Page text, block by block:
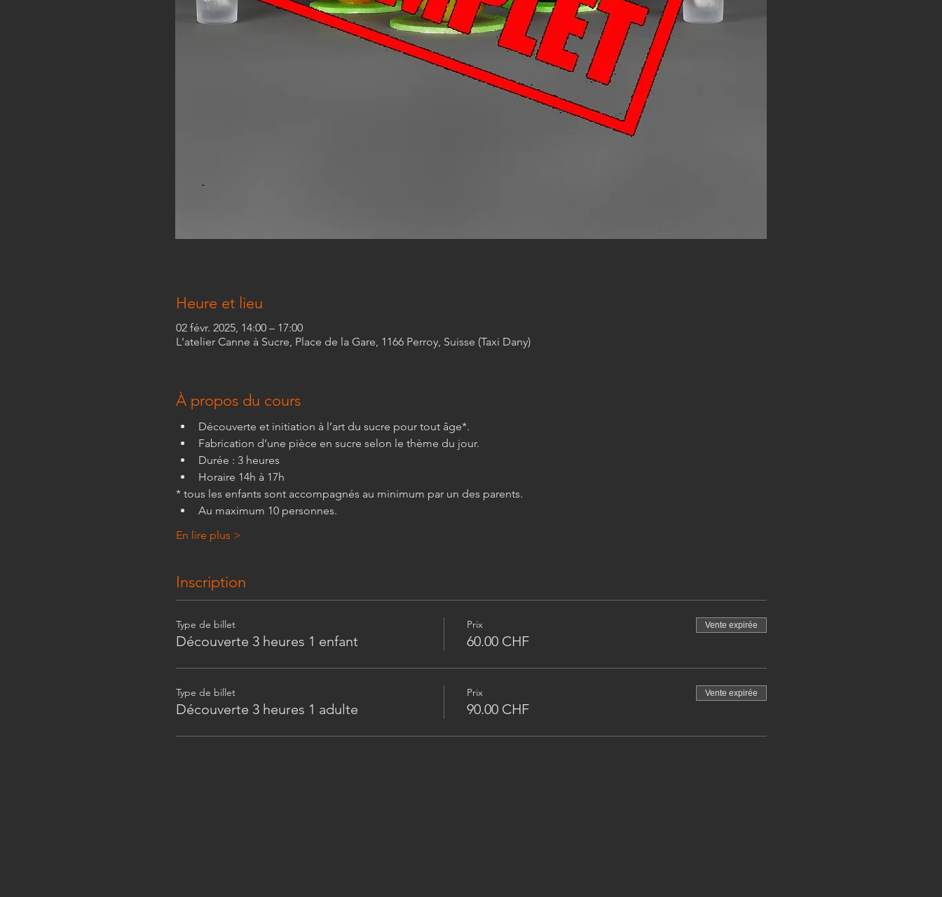
Heure et lieu
02 févr. 2025, 14:00 – 17:00
L'atelier Canne à Sucre, Place de la Gare, 1166 Perroy, Suisse (Taxi Dany)
À propos du cours
Découverte et initiation à l’art du sucre pour tout âge*.
Fabrication d’une pièce en sucre selon le thème du jour.
Durée : 3 heures
Horaire 14h à 17h
* tous les enfants sont accompagnés au minimum par un des parents.
Au maximum 10 personnes.
En lire plus >
Inscription
Type de billet
Découverte 3 heures 1 enfant
Prix
60.00 CHF
Vente expirée
Type de billet
Découverte 3 heures 1 adulte
Prix
90.00 CHF
Vente expirée